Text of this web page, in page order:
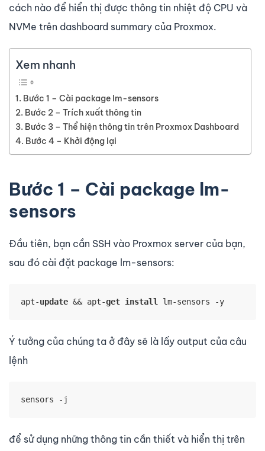
cách nào để hiển thị được thông tin nhiệt độ CPU và
NVMe trên dashboard summary của Proxmox.
Xem nhanh
Bước 1 – Cài package lm-sensors
Bước 2 – Trích xuất thông tin
Bước 3 – Thể hiện thông tin trên Proxmox Dashboard
Bước 4 – Khởi động lại
Bước 1 – Cài package lm-
sensors
Đầu tiên, bạn cần SSH vào Proxmox server của bạn,
sau đó cài đặt package lm-sensors:
apt-update && apt-get install lm-sensors -y
Ý tưởng của chúng ta ở đây sẽ là lấy output của câu
lệnh
sensors -j
để sử dụng những thông tin cần thiết và hiển thị trên